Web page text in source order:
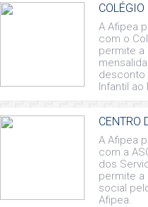
A Afipea
com o
permite a
desconto
Infantil ao
CENTRO
A Afipea
com a
dos
permite a
social
Afipea.